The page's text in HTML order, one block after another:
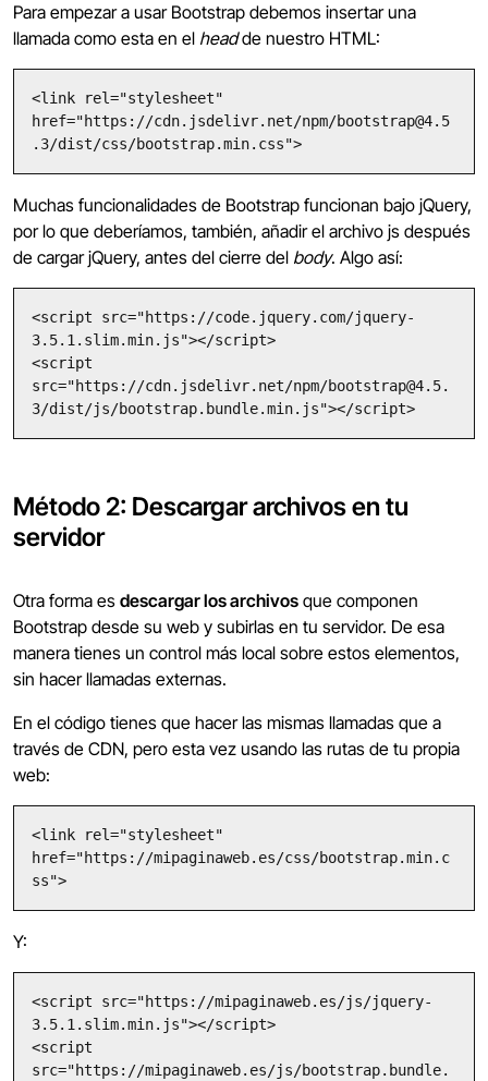
Para empezar a usar Bootstrap debemos insertar una
llamada como esta en el headde nuestro HTML:
<link rel="stylesheet"
href="https://cdn.jsdelivr.net/npm/bootstrap@4.5
.3/dist/css/bootstrap.min.css">
Muchas funcionalidades de Bootstrap funcionan bajo jQuery,
por lo que deberíamos, también, añadir el archivo js después
de cargar jQuery, antes del cierre del body. Algo así:
<script src="https://code.jquery.com/jquery-
3.5.1.slim.min.js"></script>
<script
src="https://cdn.jsdelivr.net/npm/bootstrap@4.5.
3/dist/js/bootstrap.bundle.min.js"></script>
Método 2: Descargar archivos en tu
servidor
Otra forma es descargar los archivos que componen
Bootstrap desde su web y subirlas en tu servidor. De esa
manera tienes un control más local sobre estos elementos,
sin hacer llamadas externas.
En el código tienes que hacer las mismas llamadas que a
través de CDN, pero esta vez usando las rutas de tu propia
web:
<link rel="stylesheet"
href="https://mipaginaweb.es/css/bootstrap.min.c
ss">
Y:
<script src="https://mipaginaweb.es/js/jquery-
3.5.1.slim.min.js"></script>
<script
src="https://mipaginaweb.es/js/bootstrap.bundle.